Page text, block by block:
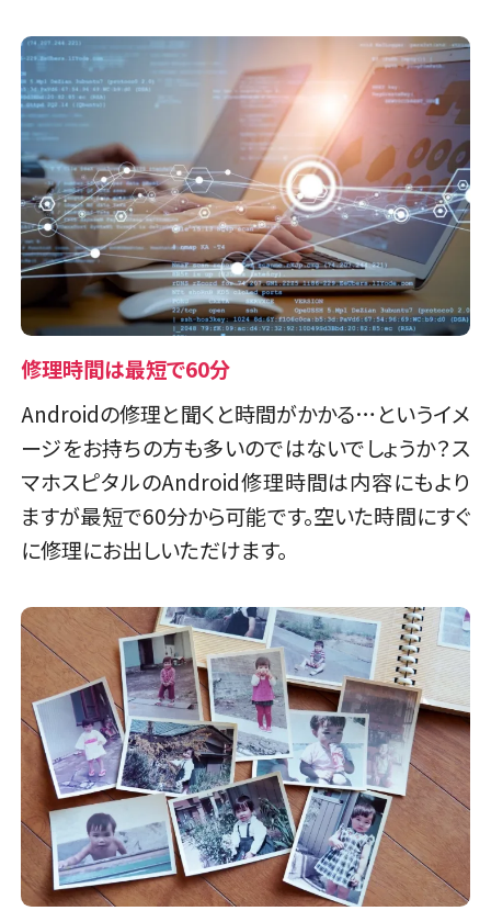
修理時間は最短で60分
Androidの修理と聞くと時間がかかる…というイメ
ージをお持ちの方も多いのではないでしょうか？ス
マホスピタルのAndroid修理時間は内容にもより
ますが最短で60分から可能です。空いた時間にすぐ
に修理にお出しいただけます。